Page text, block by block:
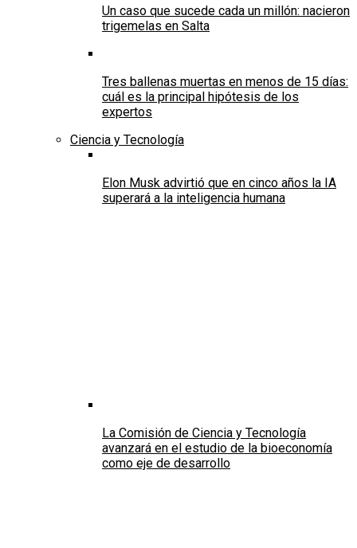
Un caso que sucede cada un millón: nacieron
trigemelas en Salta
Tres ballenas muertas en menos de 15 días:
cuál es la principal hipótesis de los
expertos
Ciencia y Tecnología
Elon Musk advirtió que en cinco años la IA
superará a la inteligencia humana
La Comisión de Ciencia y Tecnología
avanzará en el estudio de la bioeconomía
como eje de desarrollo